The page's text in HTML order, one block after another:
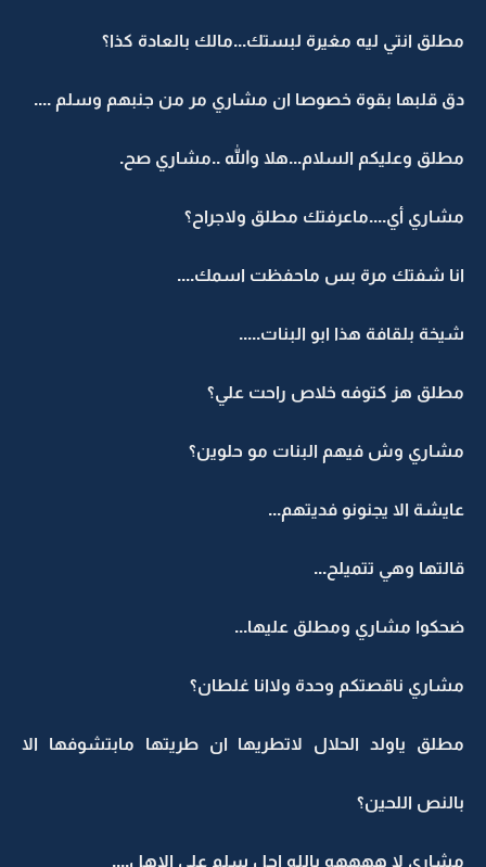
مطلق انتي ليه مغيرة لبستك...مالك بالعادة كذا؟
دق قلبها بقوة خصوصا ان مشاري مر من جنبهم وسلم ....
مطلق وعليكم السلام...هلا والله ..مشاري صح.
مشاري أي....ماعرفتك مطلق ولاجراح؟
انا شفتك مرة بس ماحفظت اسمك....
شيخة بلقافة هذا ابو البنات.....
مطلق هز كتوفه خلاص راحت علي؟
مشاري وش فيهم البنات مو حلوين؟
عايشة الا يجنونو فديتهم...
قالتها وهي تتميلح...
ضحكوا مشاري ومطلق عليها...
مشاري ناقصتكم وحدة ولاانا غلطان؟
مطلق ياولد الحلال لاتطريها ان طريتها مابتشوفها الا
بالنص اللحين؟
مشاري لا ههههه يالله اجل سلم على الاهل....